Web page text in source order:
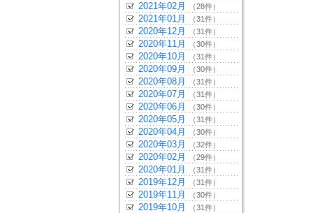
2021年02月 （28件）
2021年01月 （31件）
2020年12月 （31件）
2020年11月 （30件）
2020年10月 （31件）
2020年09月 （30件）
2020年08月 （31件）
2020年07月 （31件）
2020年06月 （30件）
2020年05月 （31件）
2020年04月 （30件）
2020年03月 （32件）
2020年02月 （29件）
2020年01月 （31件）
2019年12月 （31件）
2019年11月 （30件）
2019年10月 （31件）